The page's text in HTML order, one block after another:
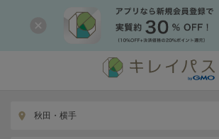
秋田・横手